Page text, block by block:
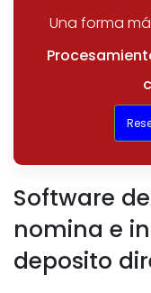
Una forma
Software
nomina e
deposito